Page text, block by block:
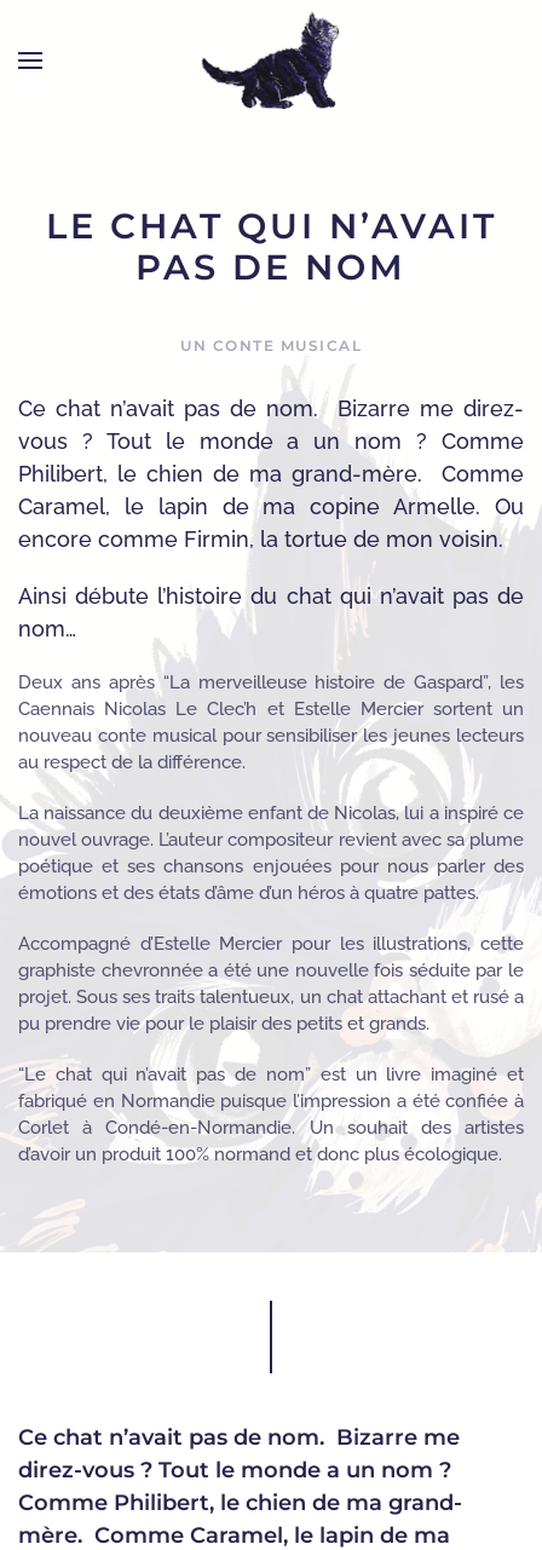
LE CHAT QUI N’AVAIT
PAS DE NOM
UN CONTE MUSICAL
Ce chat n’avait pas de nom. Bizarre me direz-
vous ? Tout le monde a un nom ? Comme
Philibert, le chien de ma grand-mère. Comme
Caramel, le lapin de ma copine Armelle. Ou
encore comme Firmin, la tortue de mon voisin.
Ainsi débute l’histoire du chat qui n’avait pas de
nom…
Deux ans après “La merveilleuse histoire de Gaspard”, les
Caennais Nicolas Le Clec’h et Estelle Mercier sortent un
nouveau conte musical pour sensibiliser les jeunes lecteurs
au respect de la différence.
La naissance du deuxième enfant de Nicolas, lui a inspiré ce
nouvel ouvrage. L’auteur compositeur revient avec sa plume
poétique et ses chansons enjouées pour nous parler des
émotions et des états d’âme d’un héros à quatre pattes.
Accompagné d’Estelle Mercier pour les illustrations, cette
graphiste chevronnée a été une nouvelle fois séduite par le
projet. Sous ses traits talentueux, un chat attachant et rusé a
pu prendre vie pour le plaisir des petits et grands.
“Le chat qui n’avait pas de nom” est un livre imaginé et
fabriqué en Normandie puisque l’impression a été confiée à
Corlet à Condé-en-Normandie. Un souhait des artistes
d’avoir un produit 100% normand et donc plus écologique.
Ce chat n’avait pas de nom. Bizarre me
direz-vous ? Tout le monde a un nom ?
Comme Philibert, le chien de ma grand-
mère. Comme Caramel, le lapin de ma